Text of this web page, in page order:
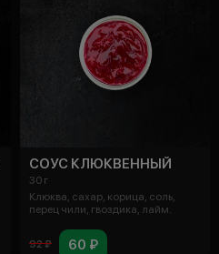
СОУС КЛЮКВЕННЫЙ
30 г
Клюква, сахар, корица, соль,
перец чили, гвоздика, лайм.
92 ₽ 60 ₽